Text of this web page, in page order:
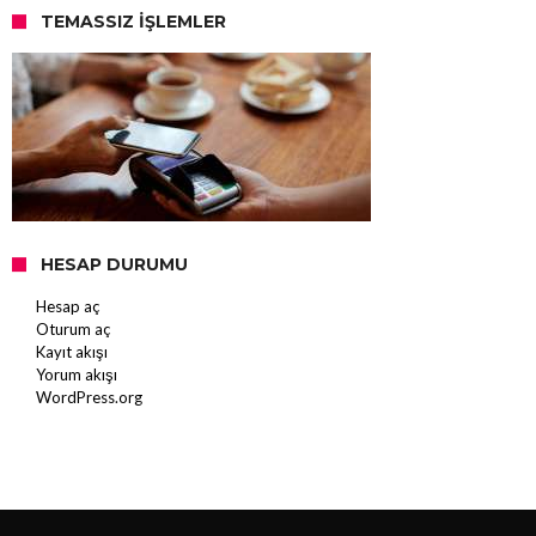
TEMASSIZ İŞLEMLER
HESAP DURUMU
Hesap aç
Oturum aç
Kayıt akışı
Yorum akışı
WordPress.org